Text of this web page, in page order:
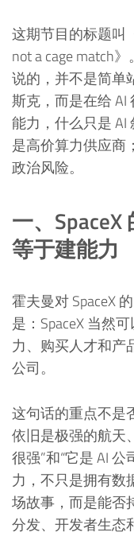
这期节目的标题叫
not a cage match
说的，并不是简单
斯克，而是在给 AI
能力，什么只是 AI
是高价算力供应商
政治风险。
一、SpaceX
等于建能力
霍夫曼对 SpaceX
是：SpaceX 当然
力、购买人才和产
公司。
这句话的重点不是
依旧是极强的航天
很强”和“它是 AI
力，不只是拥有数
场故事，而是能否
分发、开发者生态